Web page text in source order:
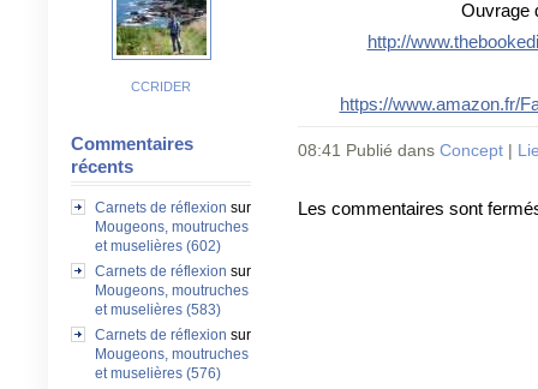
CCRIDER
Commentaires
récents
Carnets de réflexion sur
Mougeons, moutruches
et muselières (602)
Carnets de réflexion sur
Mougeons, moutruches
et muselières (583)
Carnets de réflexion sur
Mougeons, moutruches
et muselières (576)
Ouvrage
http://
https://www.amazon.fr/
08:41 Publié dans Concept
Les commentaires sont